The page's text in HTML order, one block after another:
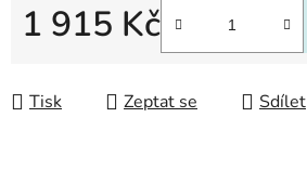
1 915 Kč
Tisk Zeptat se Sdílet